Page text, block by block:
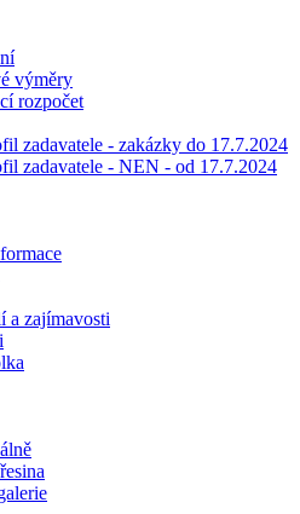
výměry
rozpočet
zadavatele - zakázky do 17.7.2024
zadavatele - NEN - od 17.7.2024
a zajímavosti